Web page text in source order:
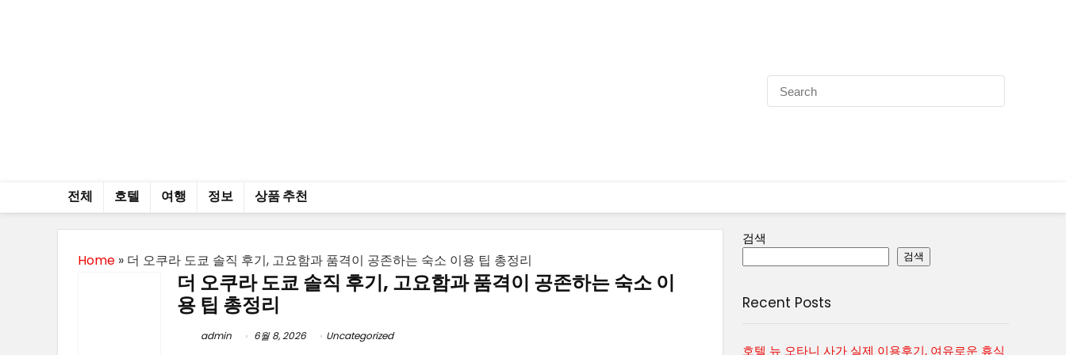
전체 호텔 여행 정보 상품 추천
Home » 더 오쿠라 도쿄 솔직 후기, 고요함과 품격이 공존하는 숙소 이용 팁 총정리
더 오쿠라 도쿄 솔직 후기, 고요함과 품격이 공존하는 숙소 이
용 팁 총정리
admin 6월 8, 2026 Uncategorized
검색
검색
Recent Posts
호텔 뉴 오타니 사가 실제 이용후기, 여유로운 휴식